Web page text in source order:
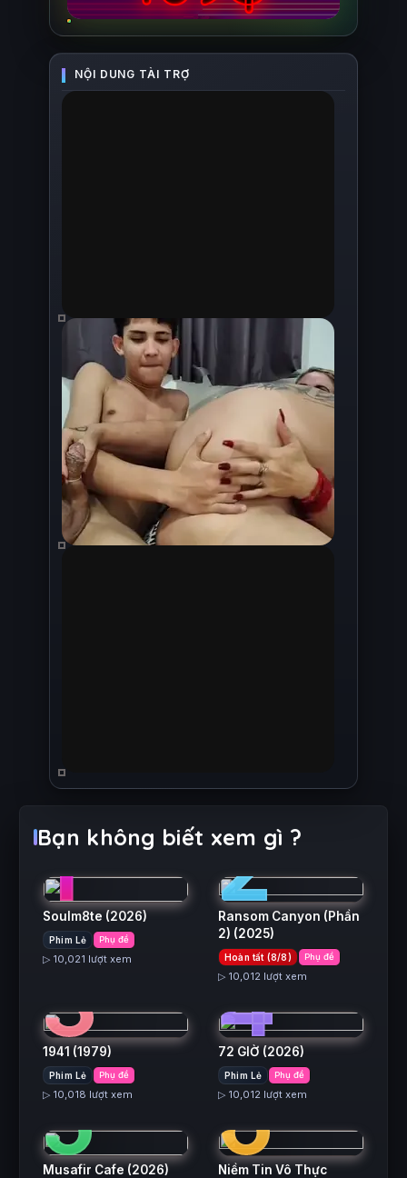
Bạn không biết xem gì ?
1
Soulm8te (2026)
Phim Lẻ Phụ đề
▷ 10,021 lượt xem
2
Ransom Canyon (Phần
2) (2025)
Hoàn tất (8/8) Phụ đề
▷ 10,012 lượt xem
3
1941 (1979)
Phim Lẻ Phụ đề
▷ 10,018 lượt xem
4
72 GIỜ (2026)
Phim Lẻ Phụ đề
▷ 10,012 lượt xem
5
Musafir Cafe (2026) 6
Niềm Tin Vô Thực